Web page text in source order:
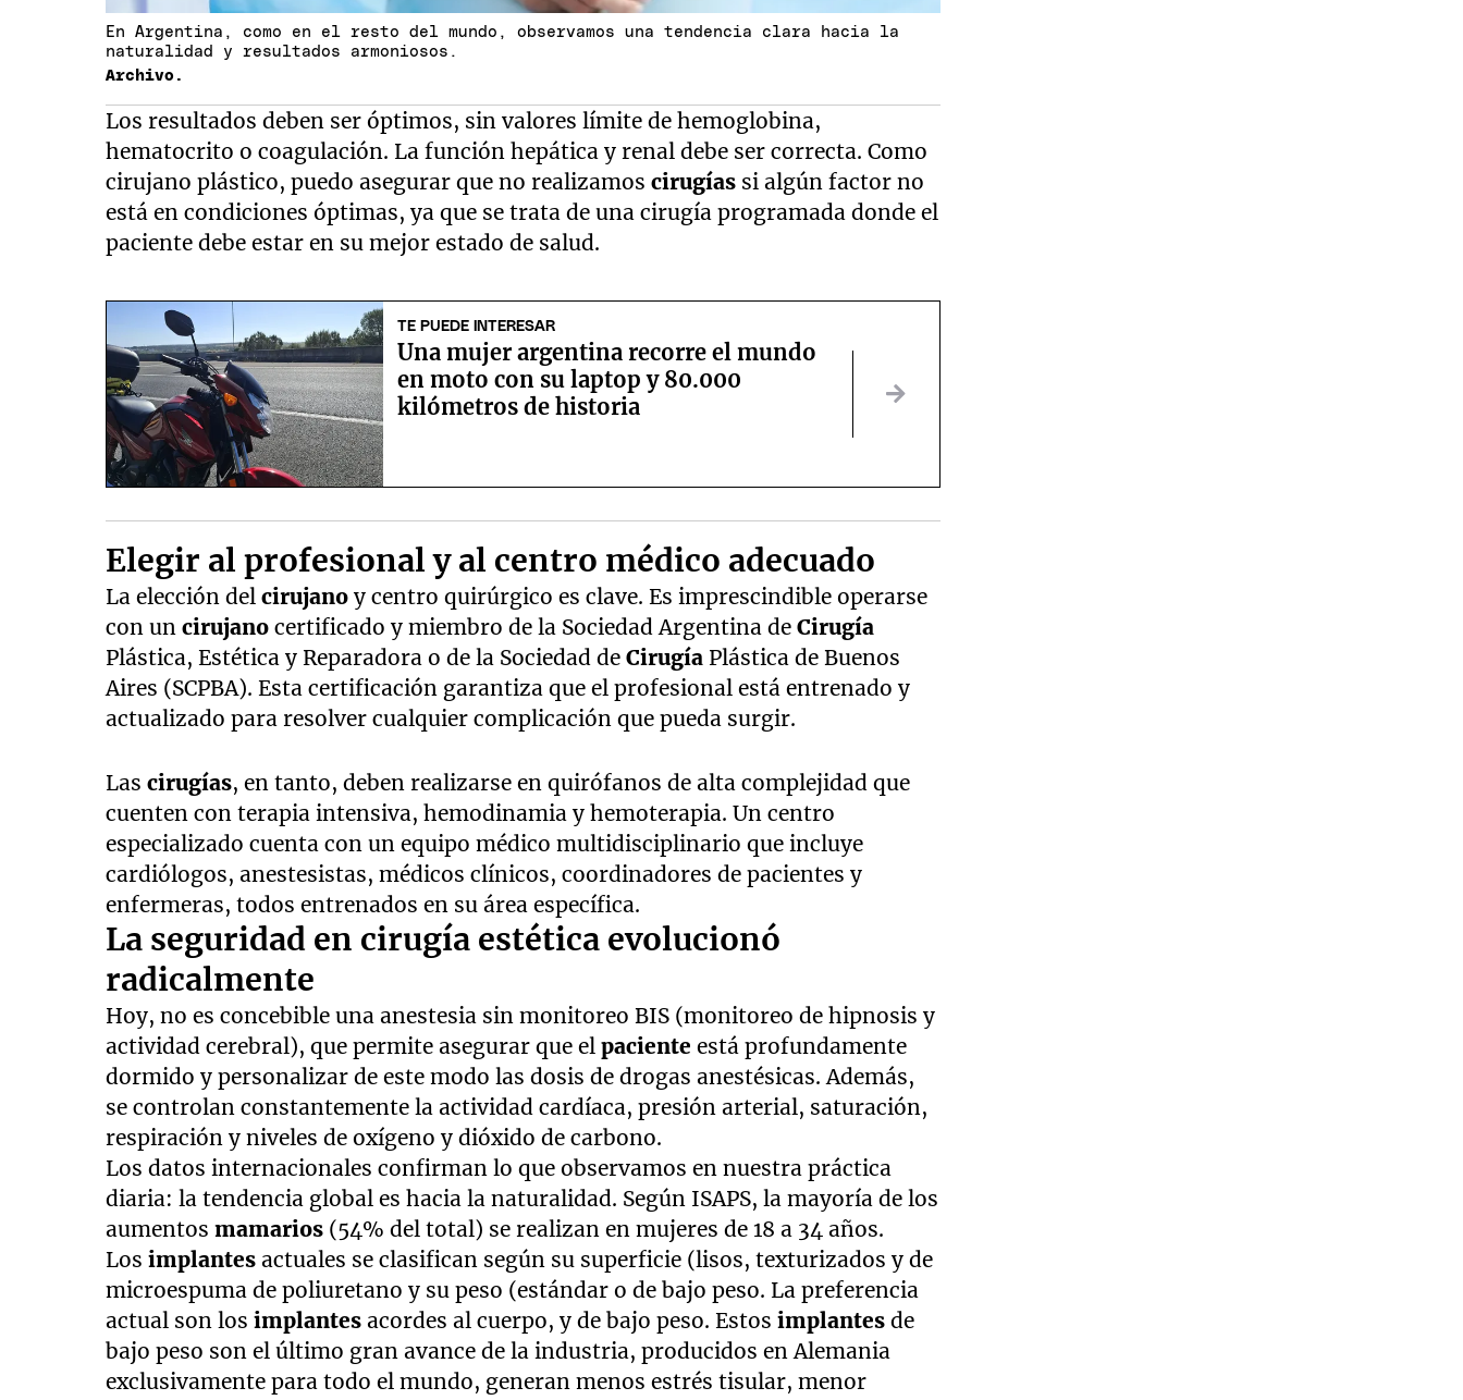
En Argentina, como en el resto del mundo, observamos una tendencia clara hacia la
naturalidad y resultados armoniosos.
Archivo.
Los resultados deben ser óptimos, sin valores límite de hemoglobina,
hematocrito o coagulación. La función hepática y renal debe ser correcta. Como
cirujano plástico, puedo asegurar que no realizamoscirugías si algún factor no
está en condiciones óptimas, ya que se trata de una cirugía programada donde el
paciente debe estar en su mejor estado de salud.
TE PUEDE INTERESAR
Una mujer argentina recorre el mundo
en moto con su laptop y 80.000
kilómetros de historia
Elegir al profesional y al centro médico adecuado
La elección delcirujanoy centro quirúrgico es clave. Es imprescindible operarse
con uncirujanocertificado y miembro de la Sociedad Argentina deCirugía
Plástica, Estética y Reparadora o de la Sociedad deCirugía Plástica de Buenos
Aires (SCPBA). Esta certificación garantiza que el profesional está entrenado y
actualizado para resolver cualquier complicación que pueda surgir.
Lascirugías, en tanto, deben realizarse en quirófanos de alta complejidad que
cuenten con terapia intensiva, hemodinamia y hemoterapia. Un centro
especializado cuenta con un equipo médico multidisciplinario que incluye
cardiólogos, anestesistas, médicos clínicos, coordinadores de pacientes y
enfermeras, todos entrenados en su área específica.
La seguridad en cirugía estética evolucionó
radicalmente
Hoy, no es concebible una anestesia sin monitoreo BIS (monitoreo de hipnosis y
actividad cerebral), que permite asegurar que elpacienteestá profundamente
dormido y personalizar de este modo las dosis de drogas anestésicas. Además,
se controlan constantemente la actividad cardíaca, presión arterial, saturación,
respiración y niveles de oxígeno y dióxido de carbono.
Los datos internacionales confirman lo que observamos en nuestra práctica
diaria: la tendencia global es hacia la naturalidad. Según ISAPS, la mayoría de los
aumentosmamarios (54% del total) se realizan en mujeres de 18 a 34 años.
Losimplantesactuales se clasifican según su superficie (lisos, texturizados y de
microespuma de poliuretano y su peso (estándar o de bajo peso. La preferencia
actual son losimplantesacordes al cuerpo, y de bajo peso. Estosimplantesde
bajo peso son el último gran avance de la industria, producidos en Alemania
exclusivamente para todo el mundo, generan menos estrés tisular, menor